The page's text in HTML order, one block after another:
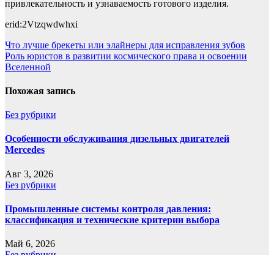
привлекательность и узнаваемость готового изделия.
erid:2Vtzqwdwhxi
Навигация
по
Что лучше брекеты или элайнеры для исправления зубов
Роль юристов в развитии космического права и освоении
Вселенной
Похожая запись
Без рубрики
Особенности обслуживания дизельных двигателей
Mercedes
Авг 3, 2026
Без рубрики
Промышленные системы контроля давления:
классификация и технические критерии выбора
Май 6, 2026